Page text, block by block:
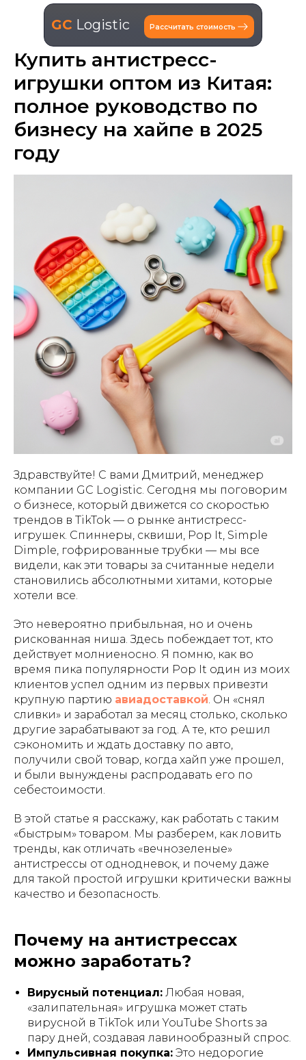
GC Logistic Рассчитать стоимость
Купить антистресс-
игрушки оптом из Китая:
полное руководство по
бизнесу на хайпе в 2025
году
Здравствуйте! С вами Дмитрий, менеджер
компании GC Logistic. Сегодня мы поговорим
о бизнесе, который движется со скоростью
трендов в TikTok — о рынке антистресс-
игрушек. Спиннеры, сквиши, Pop It, Simple
Dimple, гофрированные трубки — мы все
видели, как эти товары за считанные недели
становились абсолютными хитами, которые
хотели все.
Это невероятно прибыльная, но и очень
рискованная ниша. Здесь побеждает тот, кто
действует молниеносно. Я помню, как во
время пика популярности Pop It один из моих
клиентов успел одним из первых привезти
крупную партию авиадоставкой. Он «снял
сливки» и заработал за месяц столько, сколько
другие зарабатывают за год. А те, кто решил
сэкономить и ждать доставку по авто,
получили свой товар, когда хайп уже прошел,
и были вынуждены распродавать его по
себестоимости.
В этой статье я расскажу, как работать с таким
«быстрым» товаром. Мы разберем, как ловить
тренды, как отличать «вечнозеленые»
антистрессы от однодневок, и почему даже
для такой простой игрушки критически важны
качество и безопасность.
Почему на антистрессах
можно заработать?
Вирусный потенциал: Любая новая,
«залипательная» игрушка может стать
вирусной в TikTok или YouTube Shorts за
пару дней, создавая лавинообразный спрос.
Импульсивная покупка: Это недорогие